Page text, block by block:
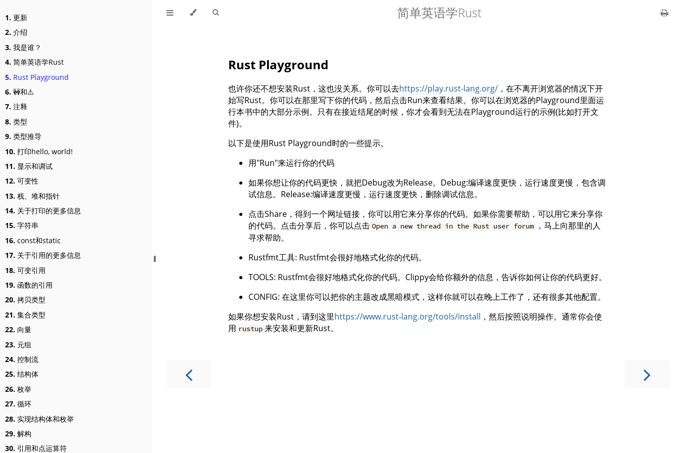
1. 更新
2. 介绍
3. 我是谁？
4. 简单英语学Rust
5. Rust Playground
6. 🚧和⚠️
7. 注释
8. 类型
9. 类型推导
10. 打印hello, world!
11. 显示和调试
12. 可变性
13. 栈、堆和指针
14. 关于打印的更多信息
15. 字符串
16. const和static
17. 关于引用的更多信息
18. 可变引用
19. 函数的引用
20. 拷贝类型
21. 集合类型
22. 向量
23. 元组
24. 控制流
25. 结构体
26. 枚举
27. 循环
28. 实现结构体和枚举
29. 解构
30. 引用和点运算符
简单英语学Rust
Rust Playground
也许你还不想安装Rust，这也没关系。你可以去https://play.rust-lang.org/ ，在不离开浏览器的情况下开
始写Rust。你可以在那里写下你的代码，然后点击Run来查看结果。你可以在浏览器的Playground里面运
行本书中的大部分示例。只有在接近结尾的时候，你才会看到无法在Playground运行的示例(比如打开文
件)。
以下是使用Rust Playground时的一些提示。
用"Run"来运行你的代码
如果你想让你的代码更快，就把Debug改为Release。Debug:编译速度更快，运行速度更慢，包含调
试信息。Release:编译速度更慢，运行速度更快，删除调试信息。
点击Share，得到一个网址链接，你可以用它来分享你的代码。如果你需要帮助，可以用它来分享你
的代码。点击分享后，你可以点击 Open a new thread in the Rust user forum
，马上向那里的人
寻求帮助。
Rustfmt工具: Rustfmt会很好地格式化你的代码。
TOOLS: Rustfmt会很好地格式化你的代码。Clippy会给你额外的信息，告诉你如何让你的代码更好。
CONFIG: 在这里你可以把你的主题改成黑暗模式，这样你就可以在晚上工作了，还有很多其他配置。
如果你想安装Rust，请到这里https://www.rust-lang.org/tools/install ，然后按照说明操作。通常你会使
用 rustup 来安装和更新Rust。